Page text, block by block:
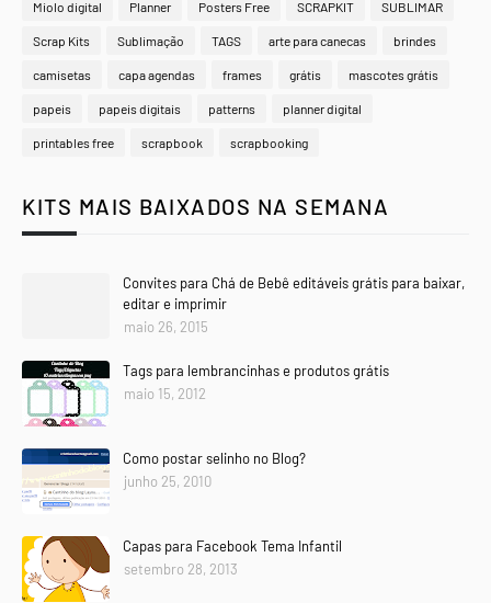
Miolo digital Planner Posters Free SCRAPKIT SUBLIMAR
Scrap Kits Sublimação TAGS arte para canecas brindes
camisetas capa agendas frames grátis mascotes grátis
papeis papeis digitais patterns planner digital
printables free scrapbook scrapbooking
KITS MAIS BAIXADOS NA SEMANA
Convites para Chá de Bebê editáveis grátis para baixar,
editar e imprimir
maio 26, 2015
Tags para lembrancinhas e produtos grátis
maio 15, 2012
Como postar selinho no Blog?
junho 25, 2010
Capas para Facebook Tema Infantil
setembro 28, 2013